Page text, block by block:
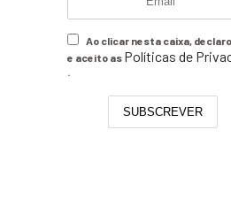
Ao clicar nesta caixa,
e aceito as Políticas de
.
SUBSCREVER